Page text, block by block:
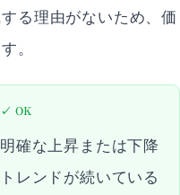
る理由がないため、価
。
✓ OK
明確な上昇または下降
トレンドが続いている